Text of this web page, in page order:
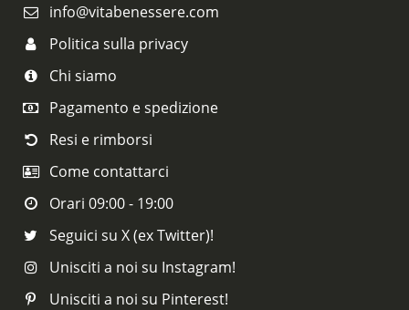
info@vitabenessere.com
Politica sulla privacy
Chi siamo
Pagamento e spedizione
Resi e rimborsi
Come contattarci
Orari 09:00 - 19:00
Seguici su X (ex Twitter)!
Unisciti a noi su Instagram!
Unisciti a noi su Pinterest!